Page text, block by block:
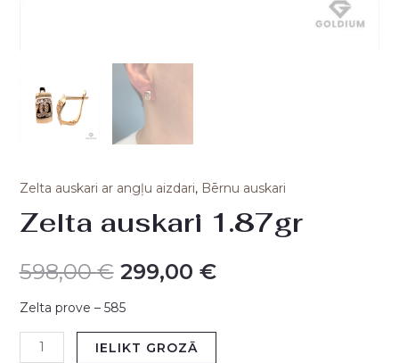
Zelta auskari ar angļu aizdari, Bērnu auskari
Zelta auskari 1.87gr
598,00€ 299,00 €
Zelta prove – 585
IELIKT GROZĀ